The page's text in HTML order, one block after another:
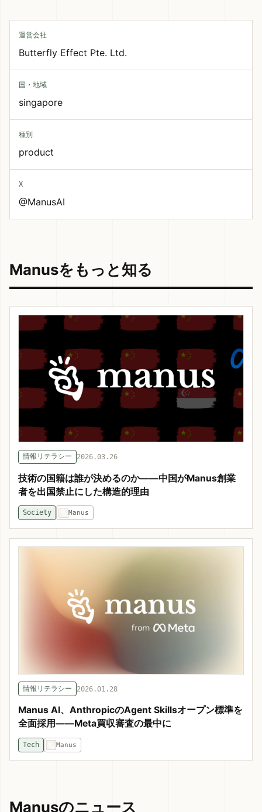
運営会社
Butterfly Effect Pte. Ltd.
国・地域
singapore
種別
product
X
@ManusAI
Manusをもっと知る
情報リテラシー 2026.03.26
技術の国籍は誰が決めるのか——中国がManus創業
者を出国禁止にした構造的理由
Society Manus
情報リテラシー 2026.01.28
Manus AI、AnthropicのAgent Skillsオープン標準を
全面採用——Meta買収審査の最中に
Tech Manus
Manusのニュース